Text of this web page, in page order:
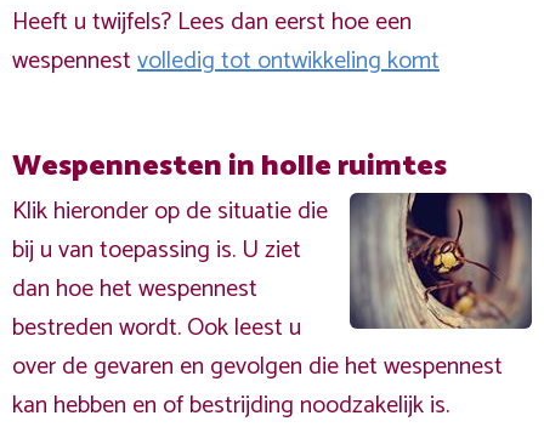
Heeft u twijfels? Lees dan eerst hoe een
wespennestvolledig tot ontwikkeling komt
Wespennesten in holle ruimtes
Klik hieronder op de situatie die
bij u van toepassing is. U ziet
dan hoe het wespennest
bestreden wordt. Ook leest u
over de gevaren en gevolgen die het wespennest
kan hebben en of bestrijding noodzakelijk is.